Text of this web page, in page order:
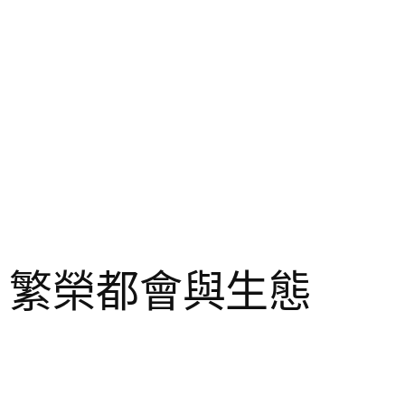
榮都會與生態